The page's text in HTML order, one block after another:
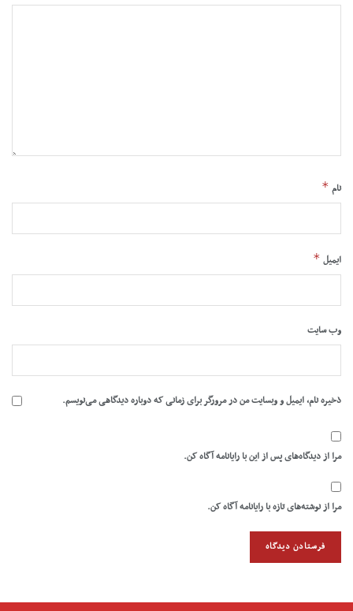
نام *
ایمیل *
وب‌ سایت
ذخیره نام، ایمیل و وبسایت من در مرورگر برای زمانی که دوباره دیدگاهی می‌نویسم.
مرا از دیدگاه‌های پس از این با رایانامه آگاه کن.
مرا از نوشته‌های تازه با رایانامه آگاه کن.